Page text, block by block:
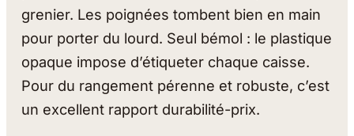
grenier. Les poignées tombent bien en main
pour porter du lourd. Seul bémol : le plastique
opaque impose d’étiqueter chaque caisse.
Pour du rangement pérenne et robuste, c’est
un excellent rapport durabilité-prix.